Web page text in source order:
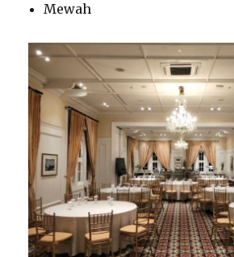
Mewah